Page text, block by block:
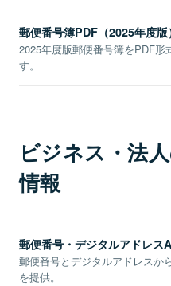
郵便番号簿PDF（2025年度版
2025年度版郵便番号簿をPDF形
す。
ビジネス・法
情報
郵便番号・デジタルアドレス
郵便番号とデジタルアドレスか
を提供。